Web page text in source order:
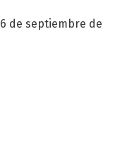
6 de septiembre de